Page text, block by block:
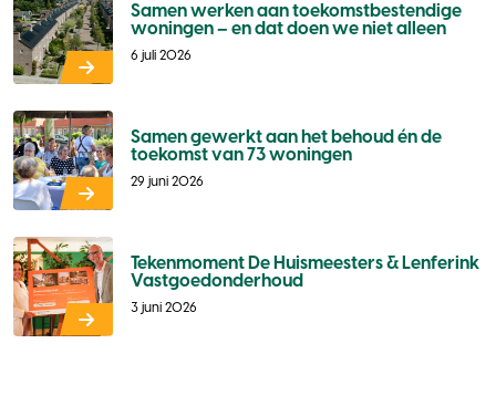
Samen werken aan toekomstbestendige
woningen – en dat doen we niet alleen
6 juli 2026
Samen gewerkt aan het behoud én de
toekomst van 73 woningen
29 juni 2026
Tekenmoment De Huismeesters & Lenferink
Vastgoedonderhoud
3 juni 2026